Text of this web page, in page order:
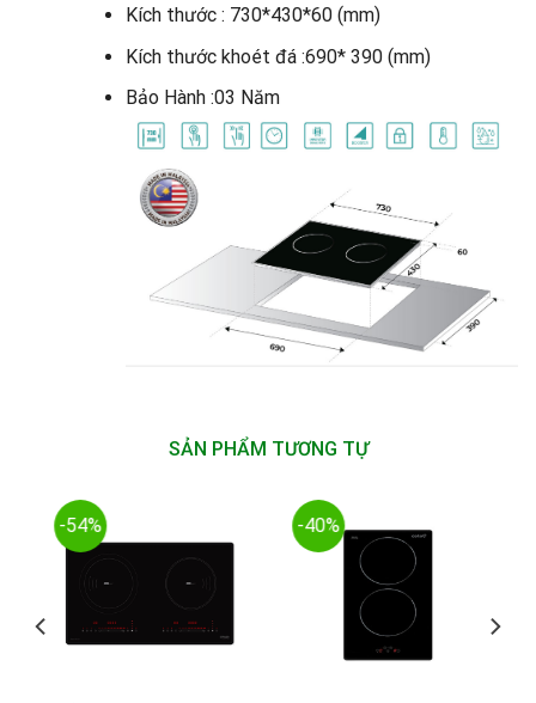
Kích thước : 730*430*60 (mm)
Kích thước khoét đá :690* 390 (mm)
Bảo Hành :03 Năm
SẢN PHẨM TƯƠNG TỰ
-54% -40%